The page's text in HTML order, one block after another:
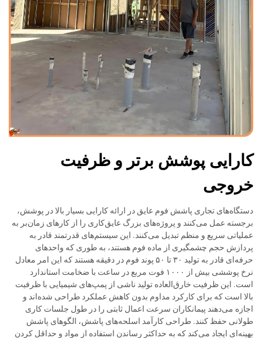
کارایی پوشش برتر و ظرفیت
خروجی
دستگاه‌های تجاری پاشش فوم عایق در ارائه کارایی بسیار بالا در پوشش،
برجسته عمل می‌کنند و پروژه‌های بزرگ عایق‌کاری را از کارهای زمان‌بر به
عملیاتی سریع و منظم تبدیل می‌کنند. این سیستم‌های قدرتمند قادر به
پردازش حجم چشمگیری از ماده فوم هستند، به طوری که واحدهای
حرفه‌ای قادر به تولید ۳۰ تا ۵۰ پوند فوم در دقیقه هستند که این امر معادل
نرخ پوششی بیش از ۱۰۰۰ فوت مربع در ساعت با ضخامت استاندارد
است. این ظرفیت خارق‌العاده تولید ناشی از پمپ‌های شیمیایی با ظرفیت
بالا است که برای کارکرد مداوم بدون کاهش عملکرد طراحی شده‌اند و
اجازه می‌دهند پیمانکاران سرعت اعمال ثابتی را در طول جلسات کاری
طولانی حفظ کنند. طراحی کارآمد اسلحه‌های پاشش، الگوهای پاشش
بهینه‌ای ایجاد می‌کند که به حداکثر رساندن استفاده از مواد و حداقل کردن